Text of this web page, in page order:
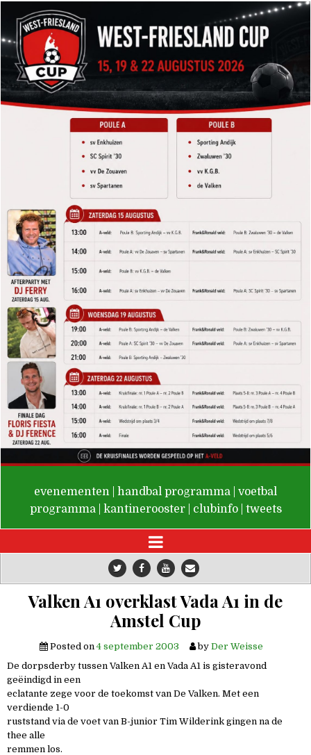
De Valken
evenementen handbal programma
voetbal
programma
kantinerooster clubinfo tweets
Valken A1 overklast Vada A1 in de
Amstel Cup
Posted on 4 september 2003 by Der Weisse
De dorpsderby tussen Valken A1 en Vada A1 is gisteravond
geëindigd in een
eclatante zege voor de toekomst van De Valken. Met een
verdiende 1-0
ruststand via de voet van B-junior Tim Wilderink gingen na de
thee alle
remmen los.